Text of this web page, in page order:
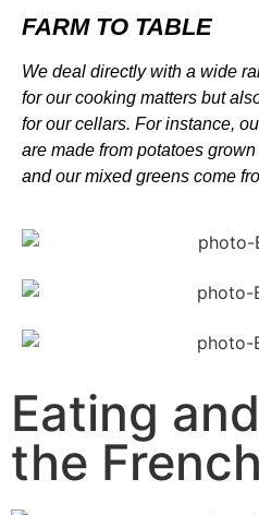
FARM TO TABLE
We deal directly with a wide
for our cooking matters but
for our cellars. For instance,
are made from potatoes
and our mixed greens come
Eating
the